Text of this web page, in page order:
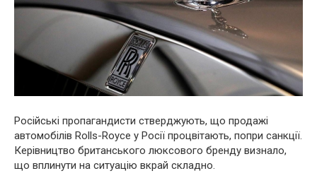
Російські пропагандисти стверджують, що продажі
автомобілів Rolls-Royce у Росії процвітають, попри санкції.
Керівництво британського люксового бренду визнало,
що вплинути на ситуацію вкрай складно.